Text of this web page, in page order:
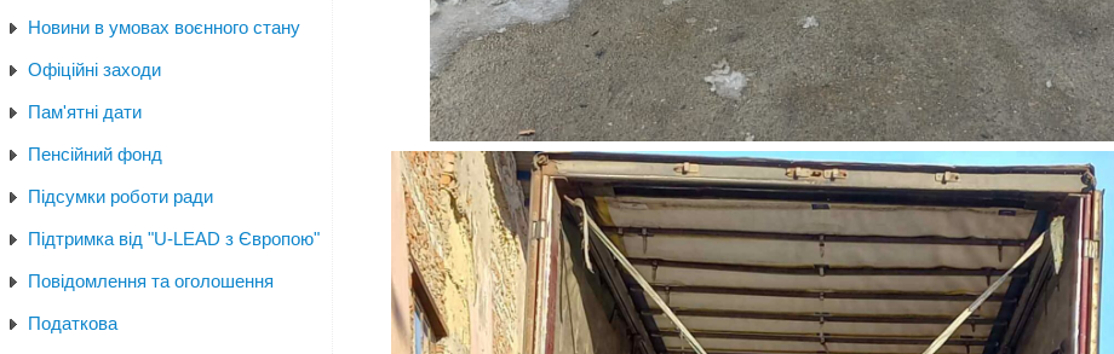
Новини в умовах воєнного стану
Офіційні заходи
Пам'ятні дати
Пенсійний фонд
Підсумки роботи ради
Підтримка від "U-LEAD з Європою"
Повідомлення та оголошення
Податкова